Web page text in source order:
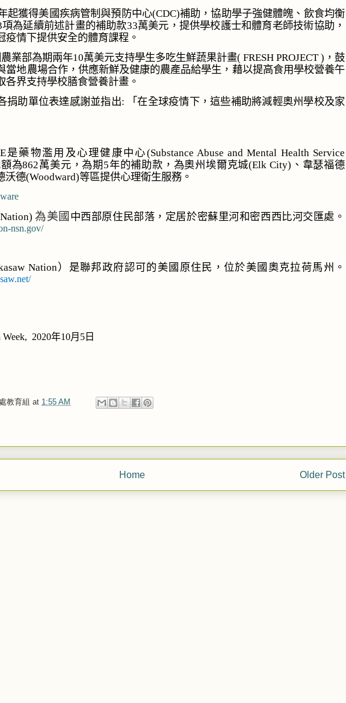
起獲得美國疾病管制與預防中心(CDC)補助，協助學子強健體魄、飲食均衡
項為延續前述計畫的補助款33萬美元，提供學校護士和體育老師技術協助，
疫情下提供安全的體育課程。
業部為期兩年10萬美元支持學生多吃生鮮蔬果計畫( FRESH PROJECT ) ，鼓
當地農場合作，供應新鮮及健康的農產品給學生，藉以提高食用學校營養午
各界支持學校膳食營養計畫。
捐助單位表達感謝並指出:
「在全球疫情下，這些補助將減輕奧州學校及家
是藥物濫用及心理健康中心(Substance Abuse and Mental Health Service
為862萬美元，為期 5年的補助款，為奧州埃爾克城(Elk City) 、韋瑟福德
沃德(Woodward)等區提供心理衛生服務。
為美國 中西部原住民部落，定居於密蘇里河和密西西比河交匯處。
nsn.gov/
Nation）是聯邦政府認可的美國原住民，位於美國奧克拉荷馬州。
Week, 2020年10月 5 日
教育組 at 1:55 AM
Older Post
Home